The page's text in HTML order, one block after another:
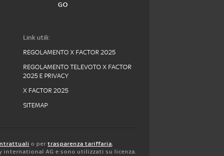
GO
Link utili:
REGOLAMENTO X FACTOR 2025
REGOLAMENTO TELEVOTO X FACTOR
2025 E PRIVACY
X FACTOR 2025
SITEMAP
o per trasparenza tariffaria,
AG e sono utilizzati su licenza.